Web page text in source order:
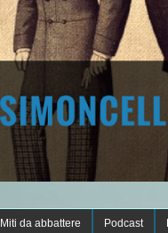
Miti da abbattere Podcast